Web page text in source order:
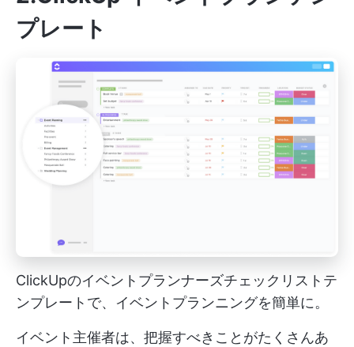
プレート
ClickUpのイベントプランナーズチェックリストテ
ンプレートで、イベントプランニングを簡単に。
イベント主催者は、把握すべきことがたくさんあ